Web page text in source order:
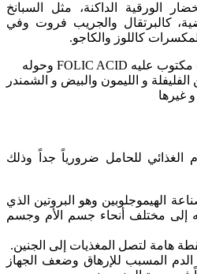
الورقية الداكنة، مثل السبانخ
كالبرتقال والجريب فروت وفي
كاللوز والكاجو.
الغذائي للحامل ضرورياً جداً وذلك
الهيموجلوبين وهو البروتين الذي
إلى مختلف أنحاء جسم الأم وجسم
هامة لتصل المغذيات إلى الجنين.
المسبب للإرهاق وضعف الجهاز